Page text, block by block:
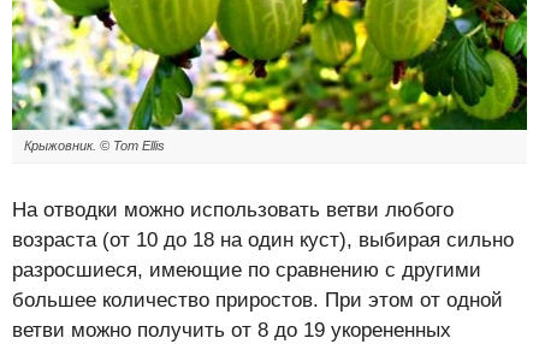
Крыжовник. © Tom Ellis
На отводки можно использовать ветви любого
возраста (от 10 до 18 на один куст), выбирая сильно
разросшиеся, имеющие по сравнению с другими
большее количество приростов. При этом от одной
ветви можно получить от 8 до 19 укорененных